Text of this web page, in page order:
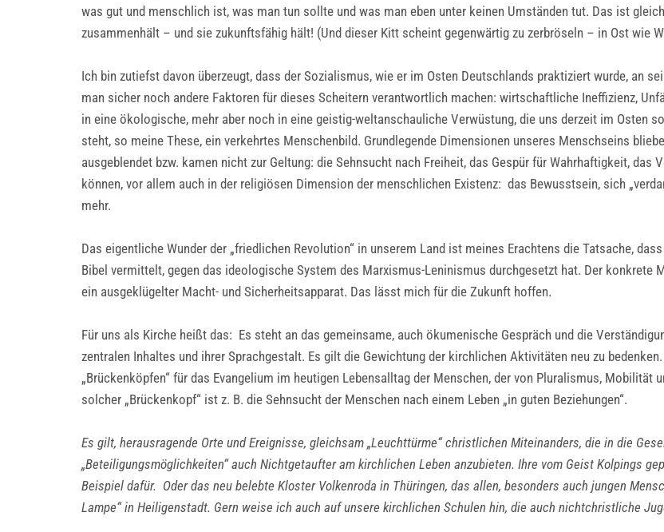
was gut und menschlich ist, was man tun sollte und was man eben unter keinen Umständen tut. Das ist
zusammenhält – und sie zukunftsfähig hält! (Und dieser Kitt scheint gegenwärtig zu zerbröseln – in Ost wie
Ich bin zutiefst davon überzeugt, dass der Sozialismus, wie er im Osten Deutschlands praktiziert wurde, an
man sicher noch andere Faktoren für dieses Scheitern verantwortlich machen: wirtschaftliche Ineffizienz,
in eine ökologische, mehr aber noch in eine geistig-weltanschauliche Verwüstung, die uns derzeit im Osten
steht, so meine These, ein verkehrtes Menschenbild. Grundlegende Dimensionen unseres Menschseins
ausgeblendet bzw. kamen nicht zur Geltung: die Sehnsucht nach Freiheit, das Gespür für Wahrhaftigkeit,
können, vor allem auch in der religiösen Dimension der menschlichen Existenz: das Bewusstsein, sich
mehr.
Das eigentliche Wunder der „friedlichen Revolution“ in unserem Land ist meines Erachtens die Tatsache,
Bibel vermittelt, gegen das ideologische System des Marxismus-Leninismus durchgesetzt hat. Der konkrete
ein ausgeklügelter Macht- und Sicherheitsapparat. Das lässt mich für die Zukunft hoffen.
Für uns als Kirche heißt das: Es steht an das gemeinsame, auch ökumenische Gespräch und die
zentralen Inhaltes und ihrer Sprachgestalt. Es gilt die Gewichtung der kirchlichen Aktivitäten neu zu
„Brückenköpfen“ für das Evangelium im heutigen Lebensalltag der Menschen, der von Pluralismus,
solcher „Brückenkopf“ ist z. B. die Sehnsucht der Menschen nach einem Leben „in guten Beziehungen“.
Es gilt, herausragende Orte und Ereignisse, gleichsam „Leuchttürme“ christlichen Miteinanders, die in die
„Beteiligungsmöglichkeiten“ auch Nichtgetaufter am kirchlichen Leben anzubieten. Ihre vom Geist Kolpings
Beispiel dafür. Oder das neu belebte Kloster Volkenroda in Thüringen, das allen, besonders auch jungen
Lampe“ in Heiligenstadt. Gern weise ich auch auf unsere kirchlichen Schulen hin, die auch nichtchristliche